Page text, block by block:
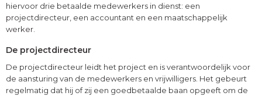
hiervoor drie betaalde medewerkers in dienst: een
projectdirecteur, een accountant en een maatschappelijk
werker.
De projectdirecteur
De projectdirecteur leidt het project en is verantwoordelijk voor
de aansturing van de medewerkers en vrijwilligers. Het gebeurt
regelmatig dat hij of zij een goedbetaalde baan opgeeft om de